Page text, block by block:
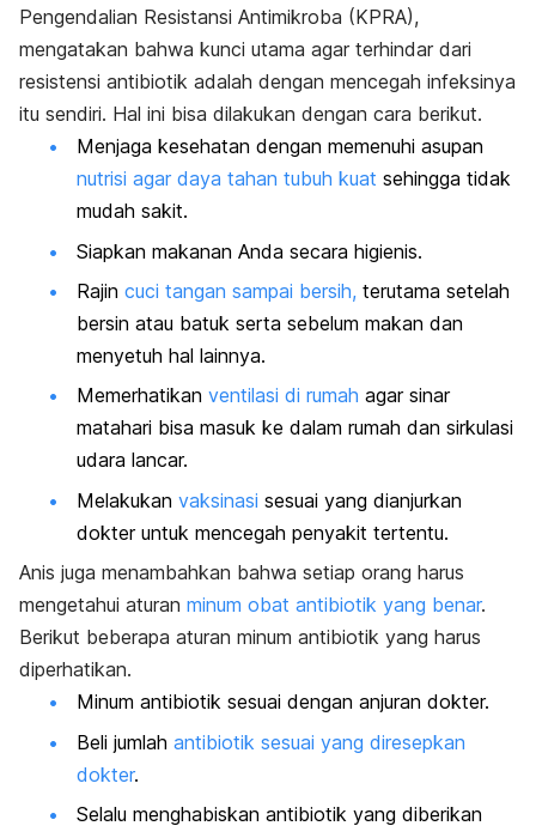
Pengendalian Resistansi Antimikroba (KPRA),
mengatakan bahwa kunci utama agar terhindar dari
resistensi antibiotik adalah dengan mencegah infeksinya
itu sendiri. Hal ini bisa dilakukan dengan cara berikut.
Menjaga kesehatan dengan memenuhi asupan
nutrisi agar daya tahan tubuh kuat sehingga tidak
mudah sakit.
Siapkan makanan Anda secara higienis.
Rajin cuci tangan sampai bersih, terutama setelah
bersin atau batuk serta sebelum makan dan
menyetuh hal lainnya.
Memerhatikan ventilasi di rumah agar sinar
matahari bisa masuk ke dalam rumah dan sirkulasi
udara lancar.
Melakukan vaksinasi sesuai yang dianjurkan
dokter untuk mencegah penyakit tertentu.
Anis juga menambahkan bahwa setiap orang harus
mengetahui aturan minum obat antibiotik yang benar.
Berikut beberapa aturan minum antibiotik yang harus
diperhatikan.
Minum antibiotik sesuai dengan anjuran dokter.
Beli jumlah antibiotik sesuai yang diresepkan
dokter.
Selalu menghabiskan antibiotik yang diberikan